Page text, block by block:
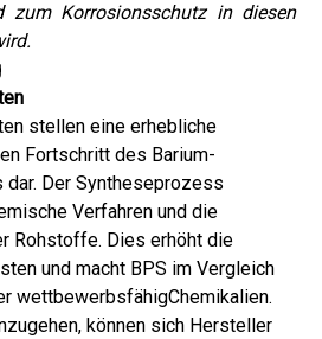
zum Korrosionsschutz in diesen
stellen eine erhebliche
Fortschritt des Barium-
Der Syntheseprozess
Verfahren und die
Rohstoffe. Dies erhöht die
und macht BPS im Vergleich
wettbewerbsfähigChemikalien.
können sich Hersteller